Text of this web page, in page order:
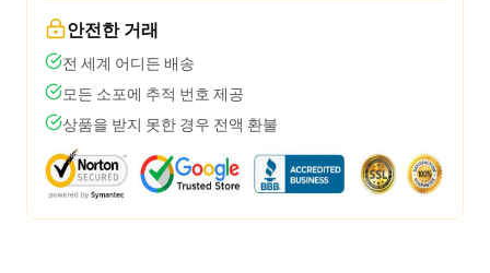
안전한 거래
전 세계 어디든 배송
모든 소포에 추적 번호 제공
상품을 받지 못한 경우 전액 환불